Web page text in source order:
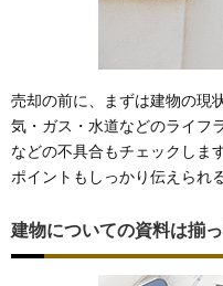
売却の前に、まずは建物の現
気・ガス・水道などのライフ
などの不具合もチェックしま
ポイントもしっかり伝えられ
建物についての資料は揃